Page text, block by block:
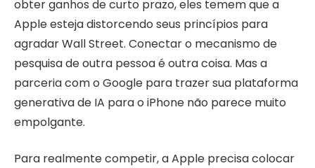
obter ganhos de curto prazo, eles temem que a
Apple esteja distorcendo seus princípios para
agradar Wall Street. Conectar o mecanismo de
pesquisa de outra pessoa é outra coisa. Mas a
parceria com o Google para trazer sua plataforma
generativa de IA para o iPhone não parece muito
empolgante.
Para realmente competir, a Apple precisa colocar